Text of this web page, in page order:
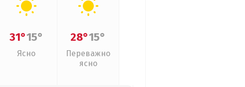
31°15°
Ясно
28°15°
Переважно
ясно